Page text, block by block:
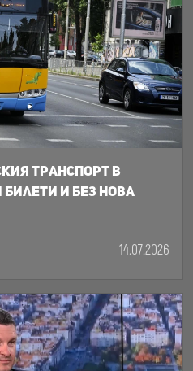
транспорт в
и без нова
14.07.2026